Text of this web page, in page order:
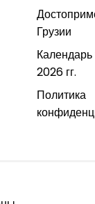
Грузии
2026 гг.
Политика